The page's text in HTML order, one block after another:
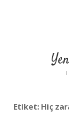
Etiket: Hiç